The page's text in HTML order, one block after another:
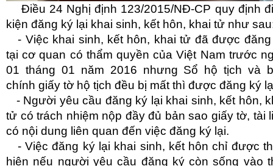
Điều 24 Nghị định 123/2015/NĐ-CP quy định
kiện đăng ký lại khai sinh, kết hôn, khai tử như
- Việc khai sinh, kết hôn, khai tử đã được
tại cơ quan có thẩm quyền của Việt Nam trước
01 tháng 01 năm 2016 nhưng Sổ hộ tịch và
chính giấy tờ hộ tịch đều bị mất thì được đăng ký
- Người yêu cầu đăng ký lại khai sinh, kết hôn,
tử có trách nhiệm nộp đầy đủ bản sao giấy tờ, tài
có nội dung liên quan đến việc đăng ký lại.
- Việc đăng ký lại khai sinh, kết hôn chỉ được
hiện nếu người yêu cầu đăng ký còn sống vào